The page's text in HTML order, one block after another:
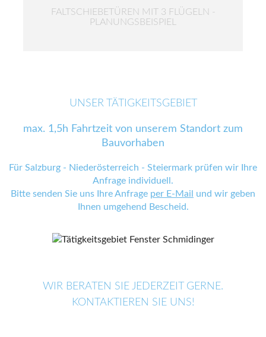
FALTSCHIEBETÜREN MIT 3 FLÜGELN -
PLANUNGSBEISPIEL
UNSER TÄTIGKEITSGEBIET
max. 1,5h Fahrtzeit von unserem Standort zum
Bauvorhaben
Für Salzburg - Niederösterreich - Steiermark prüfen wir Ihre
Anfrage individuell.
Bitte senden Sie uns Ihre Anfrage per E-Mail
und wir geben
Ihnen umgehend Bescheid.
WIR BERATEN SIE JEDERZEIT GERNE.
KONTAKTIEREN SIE UNS!